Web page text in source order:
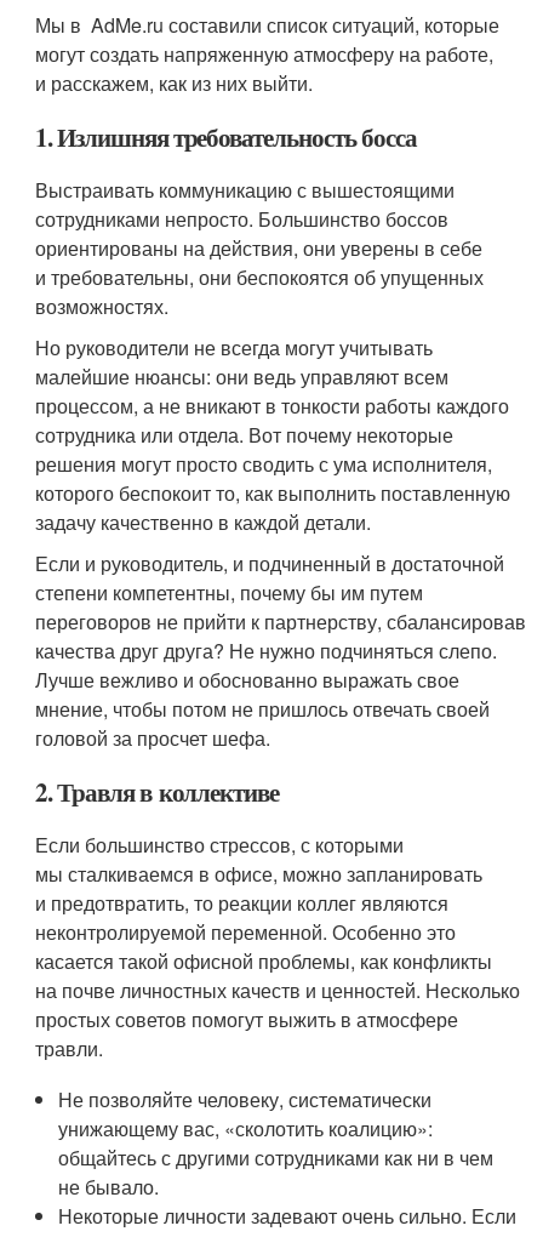
Мы в AdMe.ru составили список ситуаций, которые
могут создать напряженную атмосферу на работе,
и расскажем, как из них выйти.
1. Излишняя требовательность босса
Выстраивать коммуникацию с вышестоящими
сотрудниками непросто. Большинство боссов
ориентированы на действия, они уверены в себе
и требовательны, они беспокоятся об упущенных
возможностях.
Но руководители не всегда могут учитывать
малейшие нюансы: они ведь управляют всем
процессом, а не вникают в тонкости работы каждого
сотрудника или отдела. Вот почему некоторые
решения могут просто сводить с ума исполнителя,
которого беспокоит то, как выполнить поставленную
задачу качественно в каждой детали.
Если и руководитель, и подчиненный в достаточной
степени компетентны, почему бы им путем
переговоров не прийти к партнерству, сбалансировав
качества друг друга? Не нужно подчиняться слепо.
Лучше вежливо и обоснованно выражать свое
мнение, чтобы потом не пришлось отвечать своей
головой за просчет шефа.
2. Травля в коллективе
Если большинство стрессов, с которыми
мы сталкиваемся в офисе, можно запланировать
и предотвратить, то реакции коллег являются
неконтролируемой переменной. Особенно это
касается такой офисной проблемы, как конфликты
на почве личностных качеств и ценностей. Несколько
простых советов помогут выжить в атмосфере
травли.
Не позволяйте человеку, систематически
унижающему вас, «сколотить коалицию»:
общайтесь с другими сотрудниками как ни в чем
не бывало.
Некоторые личности задевают очень сильно. Если